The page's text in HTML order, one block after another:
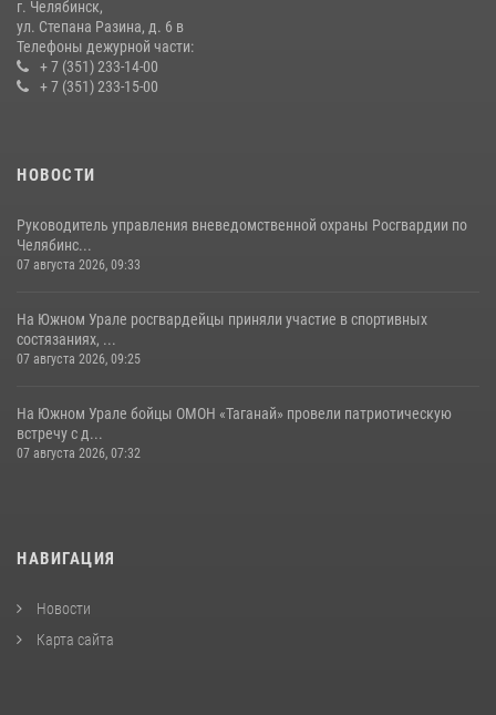
14 июля 2026, 05:15
г. Челябинск,
ул. Степана Разина, д. 6 в
Телефоны дежурной части:
+ 7 (351) 233-14-00
+ 7 (351) 233-15-00
НОВОСТИ
Руководитель управления вневедомственной охраны Росгвардии по
Челябинс...
07 августа 2026, 09:33
На Южном Урале росгвардейцы приняли участие в спортивных
состязаниях, ...
07 августа 2026, 09:25
На Южном Урале бойцы ОМОН «Таганай» провели патриотическую
встречу с д...
07 августа 2026, 07:32
НАВИГАЦИЯ
Новости
Карта сайта